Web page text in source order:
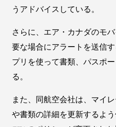
うアドバイスしている。
さらに、エア・カナダのモ
要な場合にアラートを送信
プリを使って書類、パスポ
る。
また、同航空会社は、マイ
や書類の詳細を更新するよ